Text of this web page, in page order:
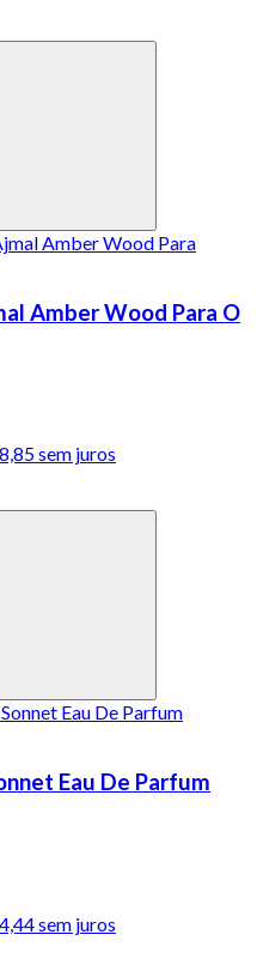
Amber Wood Para O
sem juros
Eau De Parfum
sem juros